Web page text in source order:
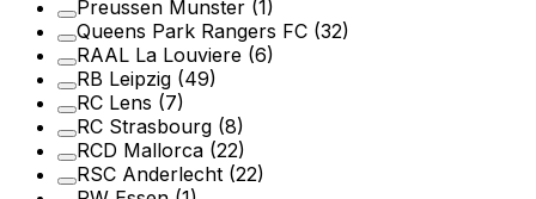
Preussen Munster (1)
Queens Park Rangers FC (32)
RAAL La Louviere (6)
RB Leipzig (49)
RC Lens (7)
RC Strasbourg (8)
RCD Mallorca (22)
RSC Anderlecht (22)